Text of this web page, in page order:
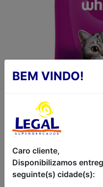
RAÇÃO
GATOS
FRANGO
BEM VINDO!
Caro cliente,
Disponibilizamos
seguinte(s) cidade(s):